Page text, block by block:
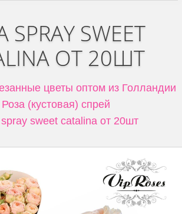
SPRAY SWEET
ОТ 20ШТ
цветы оптом из Голландии
Роза (кустовая) спрей
sweet catalina от 20шт